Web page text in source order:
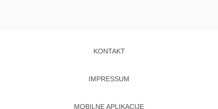
KONTAKT
IMPRESSUM
MOBILNE APLIKACIJE